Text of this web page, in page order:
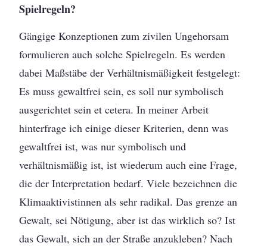
Spielregeln?
Gängige Konzeptionen zum zivilen Ungehorsam
formulieren auch solche Spielregeln. Es werden
dabei Maßstäbe der Verhältnismäßigkeit festgelegt:
Es muss gewaltfrei sein, es soll nur symbolisch
ausgerichtet sein et cetera. In meiner Arbeit
hinterfrage ich einige dieser Kriterien, denn was
gewaltfrei ist, was nur symbolisch und
verhältnismäßig ist, ist wiederum auch eine Frage,
die der Interpretation bedarf. Viele bezeichnen die
Klimaaktivistinnen als sehr radikal. Das grenze an
Gewalt, sei Nötigung, aber ist das wirklich so? Ist
das Gewalt, sich an der Straße anzukleben? Nach